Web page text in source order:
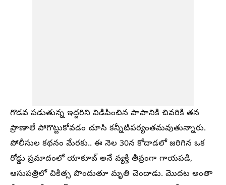
గొడవ పడుతున్న ఇద్దరిని విడిపించిన పాపానికి చివరికి తన
ప్రాణాలే పోగొట్టుకోవడం చూసి కన్నీటిపర్యంతమవుతున్నారు.
పోలీసుల కథనం మేరకు.. ఈ నెల 30న కోదాడలో జరిగిన ఒక
రోడ్డు ప్రమాదంలో యాకూబ్ అనే వ్యక్తి తీవ్రంగా గాయపడి,
ఆసుపత్రిలో చికిత్స పొందుతూ మృతి చెందాడు. మొదట అంతా